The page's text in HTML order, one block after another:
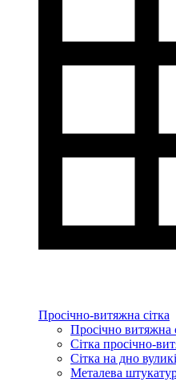
Просічно-витяжна сітка
Просічно витяжна
Сітка просічно-
Сітка на дно
Металева